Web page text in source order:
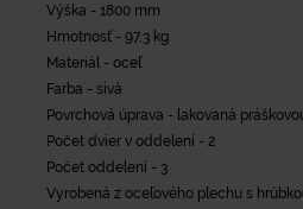
Výška - 1800 mm
Hmotnosť - 97,3 kg
Materiál - oceľ
Farba - sivá
Povrchová úprava - lakovaná
Počet dvier v oddelení - 2
Počet oddelení - 3
Vyrobená z oceľového plechu s